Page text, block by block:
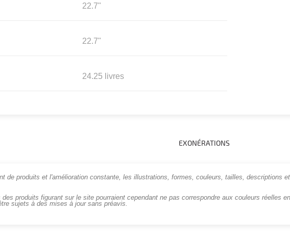
22.7"
22.7"
24.25 livres
EXONÉRATIONS
de produits et l'amélioration constante, les illustrations, formes, couleurs, tailles, descriptions
produits figurant sur le site pourraient cependant ne pas correspondre aux couleurs réelles
sujets à des mises à jour sans préavis.